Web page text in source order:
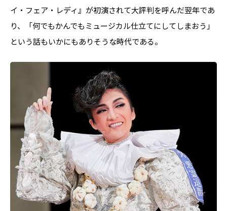
イ・フェア・レディ』が初演されて大評判を呼んだ翌年であ
り、「何でもかんでもミュージカル仕立てにしてしまおう」
という話もいかにもありそうな時代である。